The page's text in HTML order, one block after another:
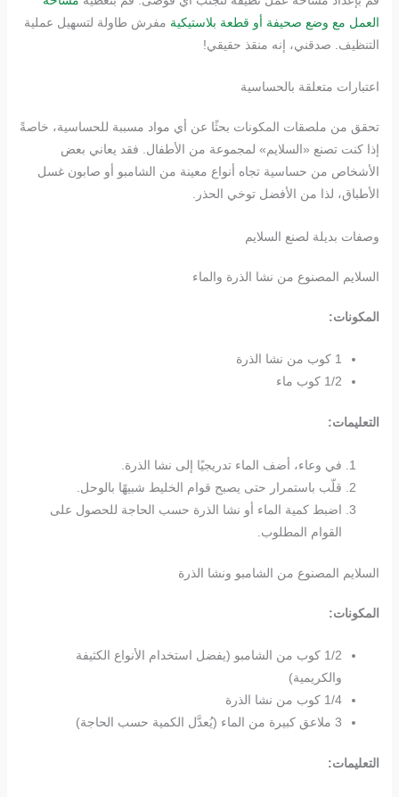
العمل مع وضع صحيفة أو قطعة بلاستيكية مفرش طاولة لتسهيل عملية
التنظيف. صدقني، إنه منقذ حقيقي!
اعتبارات متعلقة بالحساسية
تحقق من ملصقات المكونات بحثًا عن أي مواد مسببة للحساسية، خاصةً
إذا كنت تصنع «السلايم» لمجموعة من الأطفال. فقد يعاني بعض
الأشخاص من حساسية تجاه أنواع معينة من الشامبو أو صابون غسل
الأطباق، لذا من الأفضل توخي الحذر.
وصفات بديلة لصنع السلايم
السلايم المصنوع من نشا الذرة والماء
المكونات:
1 كوب من نشا الذرة
1/2 كوب ماء
التعليمات:
في وعاء، أضف الماء تدريجيًا إلى نشا الذرة.
قلّب باستمرار حتى يصبح قوام الخليط شبيهًا بالوحل.
اضبط كمية الماء أو نشا الذرة حسب الحاجة للحصول على
القوام المطلوب.
السلايم المصنوع من الشامبو ونشا الذرة
المكونات:
1/2 كوب من الشامبو (يفضل استخدام الأنواع الكثيفة
والكريمية)
1/4 كوب من نشا الذرة
3 ملاعق كبيرة من الماء (يُعدَّل الكمية حسب الحاجة)
التعليمات: